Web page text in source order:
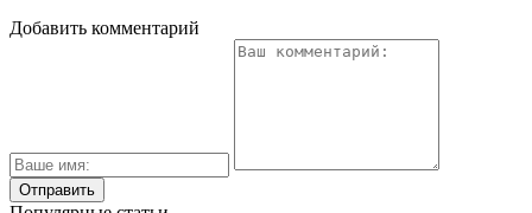
Добавить комментарий